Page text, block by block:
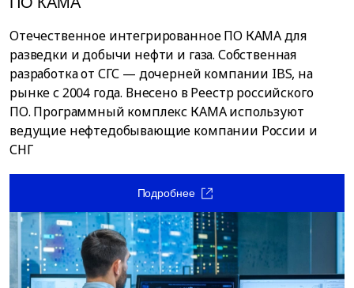
Отечественное интегрированное ПО КАМА для
разведки и добычи нефти и газа. Собственная
разработка от СГС — дочерней компании IBS, на
рынке с 2004 года. Внесено в Реестр российского
ПО. Программный комплекс КАМА используют
ведущие нефтедобывающие компании России и
СНГ
Подробнее